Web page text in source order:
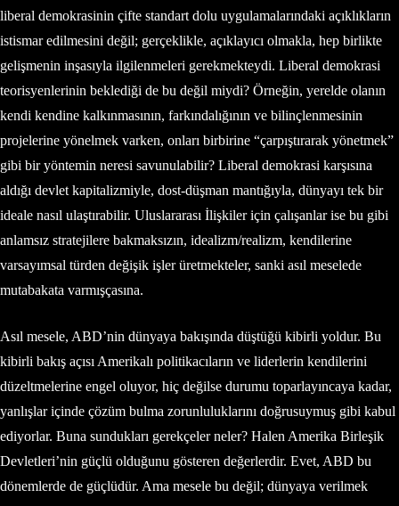
liberal demokrasinin çifte standart dolu uygulamalarındaki açıklıkların
istismar edilmesini değil; gerçeklikle, açıklayıcı olmakla, hep birlikte
gelişmenin inşasıyla ilgilenmeleri gerekmekteydi. Liberal demokrasi
teorisyenlerinin beklediği de bu değil miydi? Örneğin, yerelde olanın
kendi kendine kalkınmasının, farkındalığının ve bilinçlenmesinin
projelerine yönelmek varken, onları birbirine “çarpıştırarak yönetmek”
gibi bir yöntemin neresi savunulabilir? Liberal demokrasi karşısına
aldığı devlet kapitalizmiyle, dost-düşman mantığıyla, dünyayı tek bir
ideale nasıl ulaştırabilir. Uluslararası İlişkiler için çalışanlar ise bu gibi
anlamsız stratejilere bakmaksızın, idealizm/realizm, kendilerine
varsayımsal türden değişik işler üretmekteler, sanki asıl meselede
mutabakata varmışçasına.
Asıl mesele, ABD’nin dünyaya bakışında düştüğü kibirli yoldur. Bu
kibirli bakış açısı Amerikalı politikacıların ve liderlerin kendilerini
düzeltmelerine engel oluyor, hiç değilse durumu toparlayıncaya kadar,
yanlışlar içinde çözüm bulma zorunluluklarını doğrusuymuş gibi kabul
ediyorlar. Buna sundukları gerekçeler neler? Halen Amerika Birleşik
Devletleri’nin güçlü olduğunu gösteren değerlerdir. Evet, ABD bu
dönemlerde de güçlüdür. Ama mesele bu değil; dünyaya verilmek